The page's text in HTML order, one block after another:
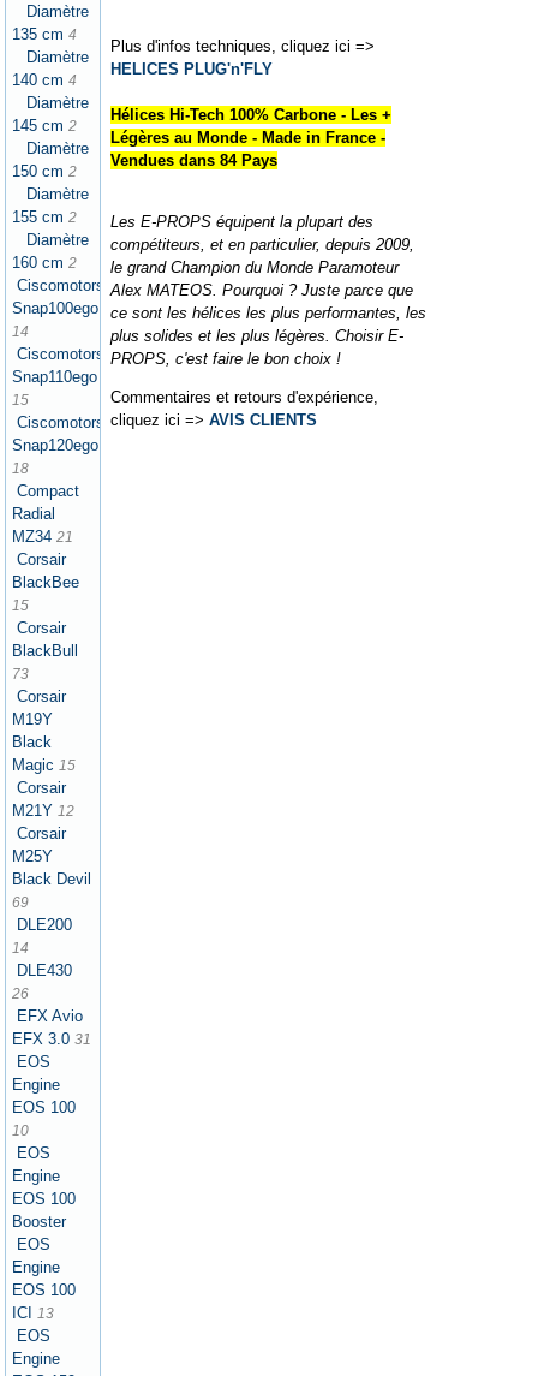
Diamètre
135 cm 4
Diamètre
140 cm 4
Diamètre
145 cm 2
Diamètre
150 cm 2
Diamètre
155 cm 2
Diamètre
160 cm 2
Ciscomotors
Snap100ego
14
Ciscomotors
Snap110ego
15
Ciscomotors
Snap120ego
18
Compact
Radial
MZ34 21
Corsair
BlackBee
15
Corsair
BlackBull
73
Corsair
M19Y
Black
Magic 15
Corsair
M21Y 12
Corsair
M25Y
Black Devil
69
DLE200
14
DLE430
26
EFX Avio
EFX 3.0 31
EOS
Engine
EOS 100
10
EOS
Engine
EOS 100
Booster
EOS
Engine
EOS 100
ICI
13
EOS
Engine
Plus d'infos techniques, cliquez ici =>
HELICES PLUG'n'FLY
Hélices Hi-Tech 100% Carbone - Les +
Légères au Monde - Made in France -
Vendues dans 84 Pays
Les E-PROPS équipent la plupart des
compétiteurs, et en particulier, depuis 2009,
le grand Champion du Monde Paramoteur
Alex MATEOS. Pourquoi ? Juste parce que
ce sont les hélices les plus performantes, les
plus solides et les plus légères. Choisir E-
PROPS, c'est faire le bon choix !
Commentaires et retours d'expérience,
cliquez ici =>AVIS CLIENTS